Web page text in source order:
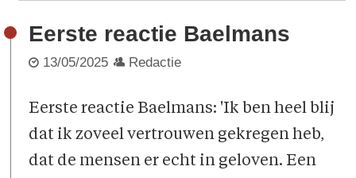
Eerste reactie Baelmans
13/05/2025 Redactie
Eerste reactie Baelmans: 'Ik ben heel blij
dat ik zoveel vertrouwen gekregen heb,
dat de mensen er echt in geloven. Een